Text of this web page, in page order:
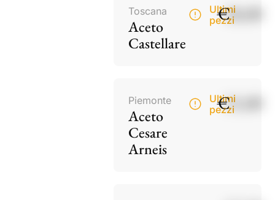
Toscana
Aceto
Castellare
Ultimi
pezzi
€18,00
Piemonte
Aceto
Cesare
Arneis
Ultimi
pezzi
€15,00